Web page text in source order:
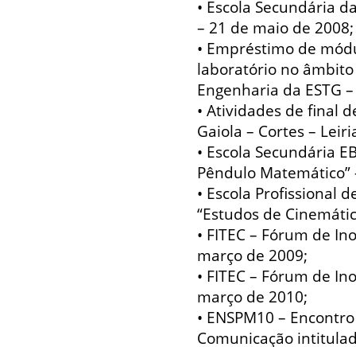
• Escola Secundária
– 21 de maio de 2008;
• Empréstimo de
laboratório no
Engenharia da ESTG
• Atividades de final
Gaiola – Cortes –
• Escola Secundária
Pêndulo
• Escola Profissional
“Estudos de
• FITEC – Fórum de
março de 2009;
• FITEC – Fórum de
março de 2010;
• ENSPM10 –
Comunicação